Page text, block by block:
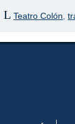
Teatro Colón ,